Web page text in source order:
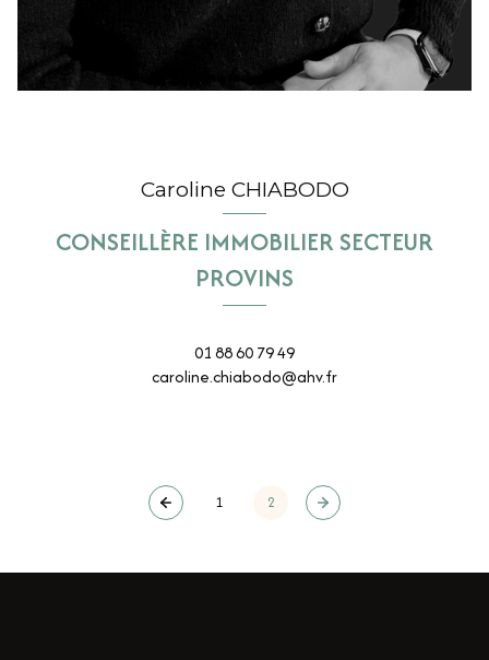
Caroline CHIABODO
CONSEILLÈRE IMMOBILIER SECTEUR
PROVINS
01 88 60 79 49
caroline.chiabodo@ahv.fr
1 2